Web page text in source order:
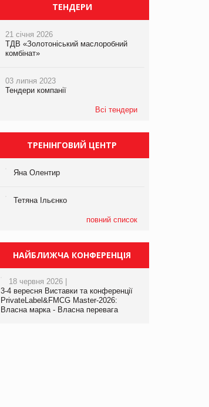
департаменту з
ТЕНДЕРИ
21 січня 2026
ТДВ «Золотоніський маслоробний
комбінат»
03 липня 2023
Тендери компанії
Всі тендери
ТРЕНІНГОВИЙ ЦЕНТР
Яна Олентир
Тетяна Ільєнко
повний список
НАЙБЛИЖЧА КОНФЕРЕНЦІЯ
18 червня 2026 |
3-4 вересня Виставки та конференції
PrivateLabel&FMCG Master-2026:
Власна марка - Власна перевага